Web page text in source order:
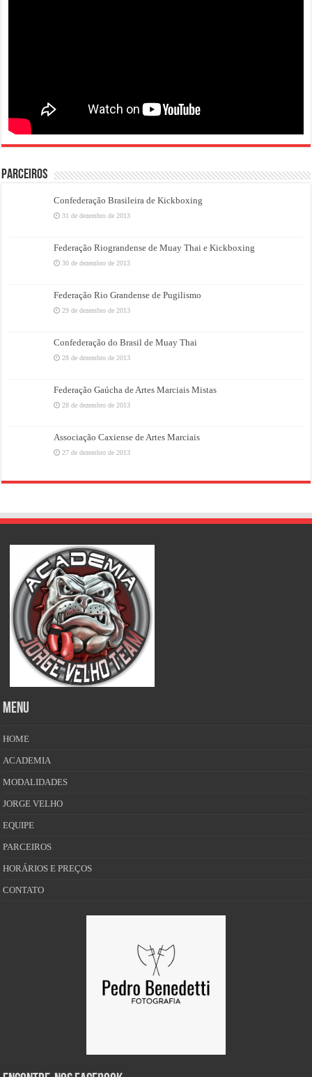
PARCEIROS
Confederação Brasileira de Kickboxing
31 de dezembro de 2013
Federação Riograndense de Muay Thai e Kickboxing
30 de dezembro de 2013
Federação Rio Grandense de Pugilismo
29 de dezembro de 2013
Confederação do Brasil de Muay Thai
28 de dezembro de 2013
Federação Gaúcha de Artes Marciais Mistas
28 de dezembro de 2013
Associação Caxiense de Artes Marciais
27 de dezembro de 2013
MENU
HOME
ACADEMIA
MODALIDADES
JORGE VELHO
EQUIPE
PARCEIROS
HORÁRIOS E PREÇOS
CONTATO